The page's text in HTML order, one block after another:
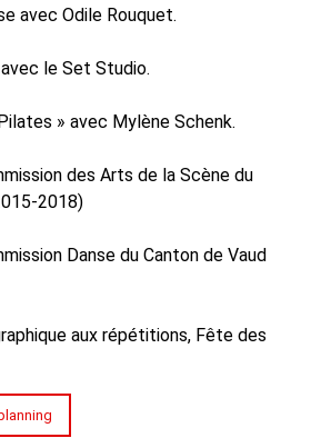
avec Odile Rouquet.
le Set Studio.
» avec Mylène Schenk.
des Arts de la Scène du
2018)
Danse du Canton de Vaud
aux répétitions, Fête des